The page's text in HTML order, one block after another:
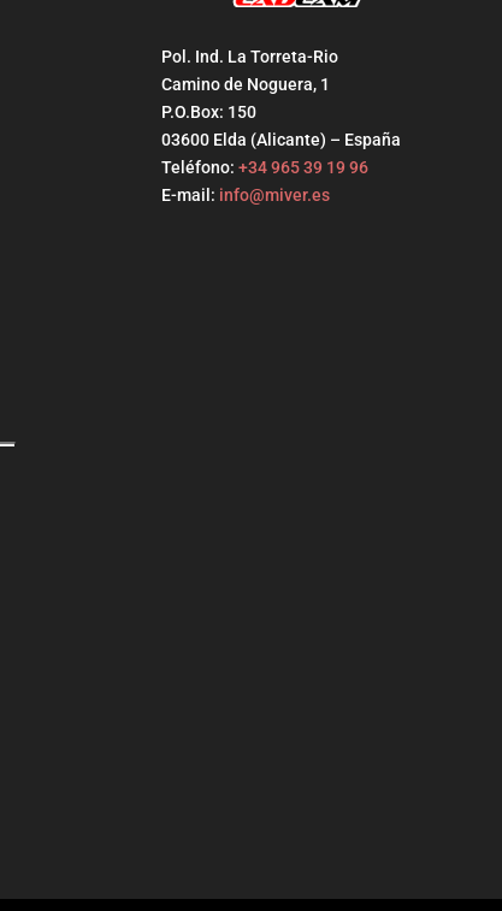
Pol. Ind. La Torreta-Rio
Camino de Noguera, 1
P.O.Box: 150
03600 Elda (Alicante) – España
Teléfono: +34 965 39 19 96
E-mail: info@miver.es